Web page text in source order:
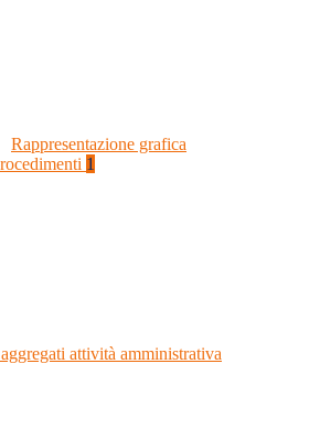
Rappresentazione grafica
1
attività amministrativa